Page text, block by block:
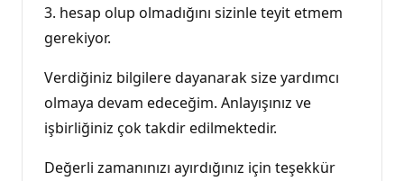
3. hesap olup olmadığını sizinle teyit etmem
gerekiyor.
Verdiğiniz bilgilere dayanarak size yardımcı
olmaya devam edeceğim. Anlayışınız ve
işbirliğiniz çok takdir edilmektedir.
Değerli zamanınızı ayırdığınız için teşekkür